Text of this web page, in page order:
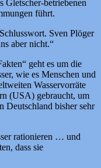
Gletscher-betriebenen
führt.
Sven Plöger
aber nicht.“
geht es um die
wie es Menschen und
Wasservorräte
(USA) gebraucht, um
Deutschland bisher sehr
rationieren … und
dass sie